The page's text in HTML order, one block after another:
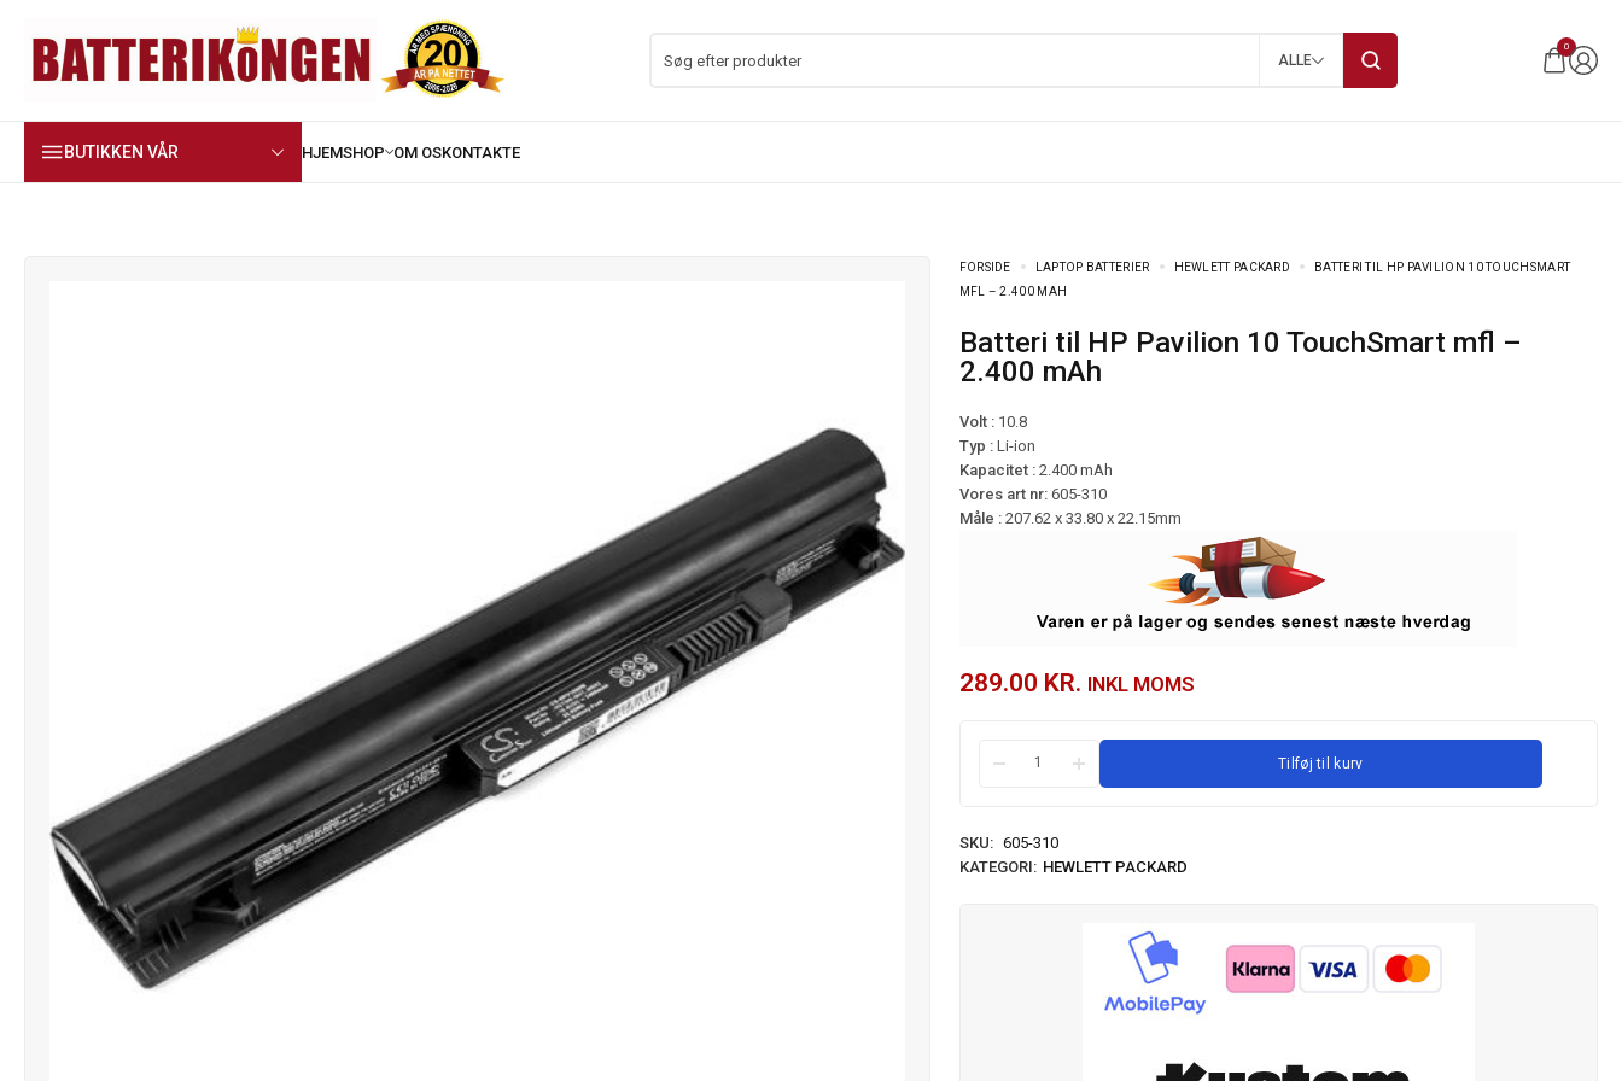
ALLE
0
BUTIKKEN VÅR
FORSIDE LAPTOP BATTERIER HEWLETT PACKARD
BATTERI TIL HP PAVILION 10 TOUCHSMART
MFL – 2.400 MAH
Batteri til HP Pavilion 10 TouchSmart mfl –
2.400 mAh
Volt :10.8
Typ : Li-ion
Kapacitet : 2.400 mAh
Vores art nr: 605-310
Måle : 207.62 x 33.80 x 22.15mm
289.00 KR. INKL MOMS
Tilføj til kurv
SKU: 605-310
KATEGORI: HEWLETT PACKARD